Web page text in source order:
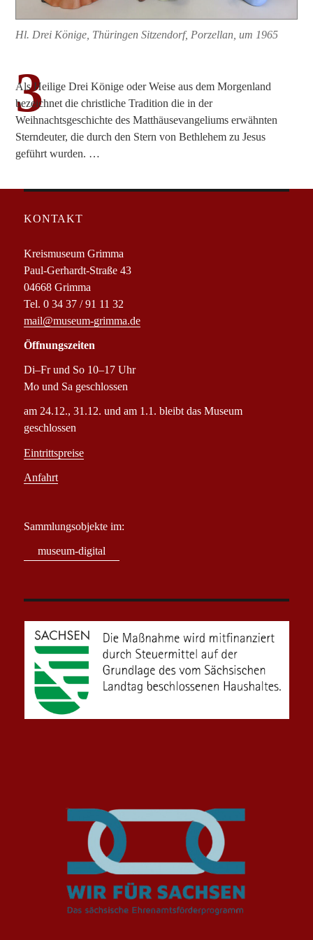
Hl. Drei Könige, Thüringen Sitzendorf, Porzellan, um 1965
3
Als Heilige Drei Könige oder Weise aus dem Morgenland
bezeichnet die christliche Tradition die in der
Weihnachtsgeschichte des Matthäusevangeliums erwähnten
Sterndeuter, die durch den Stern von Bethlehem zu Jesus
geführt wurden. …
KONTAKT
Kreismuseum Grimma
Paul-Gerhardt-Straße 43
04668 Grimma
Tel. 0 34 37 / 91 11 32
mail@museum-grimma.de
Öffnungszeiten
Di–Fr und So 10–17 Uhr
Mo und Sa geschlossen
am 24.12., 31.12. und am 1.1. bleibt das Museum
geschlossen
Eintrittspreise
Anfahrt
Sammlungsobjekte im:
museum-digital